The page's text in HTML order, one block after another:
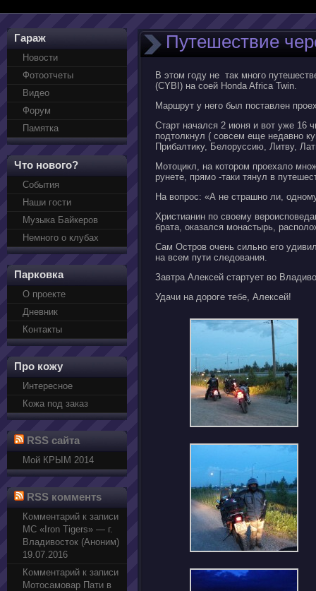
Гараж
Новости
Фотоотчеты
Видео
Форум
Памятка
Что нового?
События
Наши гости
Музыка Байкеров
Немного о клубах
Парковка
О проекте
Дневник
Контакты
Про кожу
Интересное
Кожа под заказ
RSS сайта
Мой КРЫМ 2014
RSS комментs
Комментарий к записи
МС «Iron Tigers» — г.
Владивосток (Аноним)
19.07.2016
Комментарий к записи
Мотосамовар Пати в
Путешествие
В этом году не так много
(CYBI) на соей Honda Africa Twin.
Маршрут у него был поставлен
Старт начался 2 июня и вот уже 16
подтолкнул ( совсем еще недавно
Прибалтику, Белоруссию, Литву,
Мотоцикл, на котором проехало
рунете, прямо -таки тянул в
На вопрос: «А не страшно ли,
Христианин по своему
брата, оказался монастырь,
Сам Остров очень сильно его
на всем пути следования.
Завтра Алексей стартует во
Удачи на дороге тебе, Алексей!